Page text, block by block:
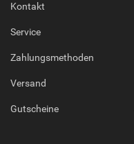
Kontakt
Service
Zahlungsmethoden
Versand
Gutscheine